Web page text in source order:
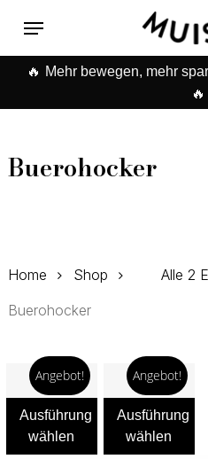
main
content
Menu
Warenkorb
🔥 Mehr bewegen, mehr
🔥
Buerohocker
Alle 2
Home
Shop
Buerohocker
Angebot!
Ausführung
wählen
Angebot!
Ausführung
wählen